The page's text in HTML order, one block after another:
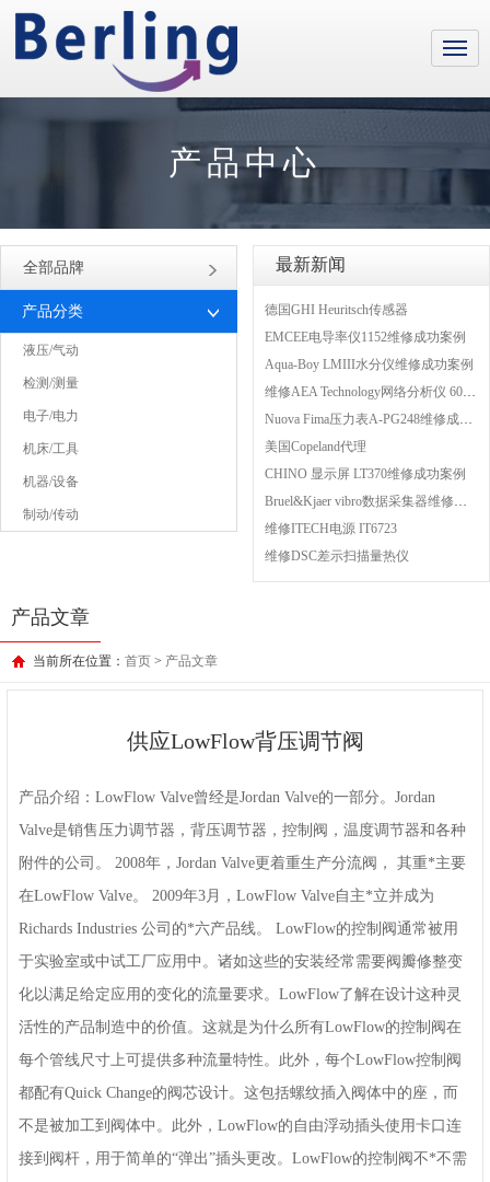
产品中心
全部品牌
产品分类
液压/气动
检测/测量
电子/电力
机床/工具
机器/设备
制动/传动
最新新闻
德国GHI Heuritsch传感器
EMCEE电导率仪1152维修成功案例
Aqua-Boy LMIII水分仪维修成功案例
维修AEA Technology网络分析仪 6015-1010
Nuova Fima压力表A-PG248维修成功案例
美国Copeland代理
CHINO 显示屏 LT370维修成功案例
Bruel&Kjaer vibro数据采集器维修成功案例
维修ITECH电源 IT6723
维修DSC差示扫描量热仪
产品文章
当前所在位置： 首页 > 产品文章
供应LowFlow背压调节阀
产品介绍：LowFlow Valve曾经是Jordan Valve的一部分。Jordan
Valve是销售压力调节器，背压调节器，控制阀，温度调节器和各种
附件的公司。 2008年，Jordan Valve更着重生产分流阀， 其重*主要
在LowFlow Valve。 2009年3月，LowFlow Valve自主*立并成为
Richards Industries 公司的*六产品线。 LowFlow的控制阀通常被用
于实验室或中试工厂应用中。诸如这些的安装经常需要阀瓣修整变
化以满足给定应用的变化的流量要求。LowFlow了解在设计这种灵
活性的产品制造中的价值。这就是为什么所有LowFlow的控制阀在
每个管线尺寸上可提供多种流量特性。此外，每个LowFlow控制阀
都配有Quick Change的阀芯设计。这包括螺纹插入阀体中的座，而
不是被加工到阀体中。此外，LowFlow的自由浮动插头使用卡口连
接到阀杆，用于简单的“弹出”插头更改。LowFlow的控制阀不*不需